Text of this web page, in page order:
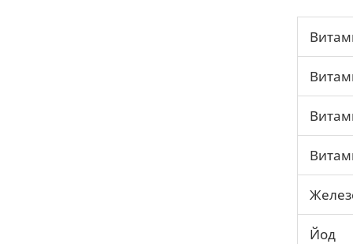
Йод